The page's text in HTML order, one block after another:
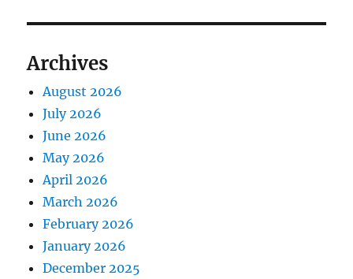
Archives
August 2026
July 2026
June 2026
May 2026
April 2026
March 2026
February 2026
January 2026
December 2025